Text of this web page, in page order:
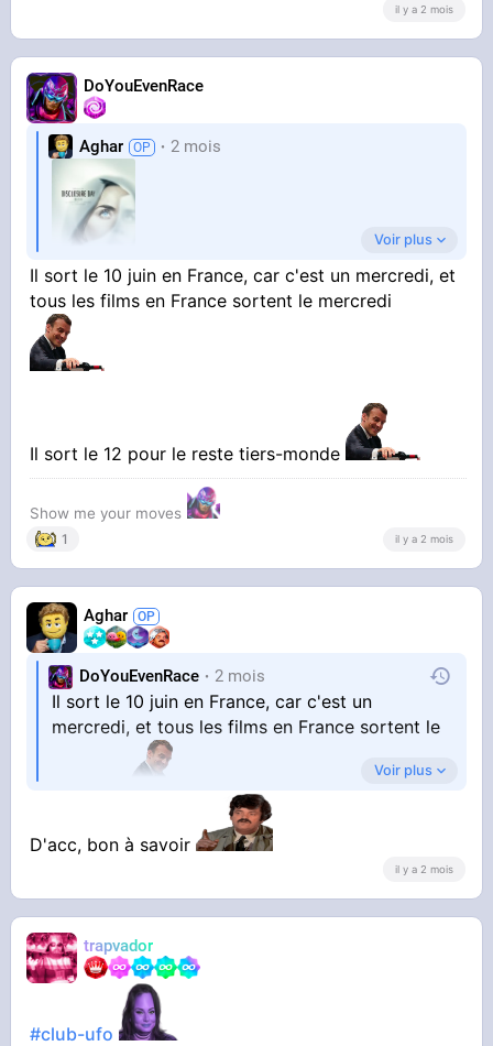
il y a 2 mois
DoYouEvenRace
Aghar 2 mois
Synopsis : Si vous découvriez que nous n'étions
pas seuls, si quelqu'un vous le montrait, vous le
Trailer :
YOUTUBE
Vidéo YouTube
Musique : John Williams
Ce film arrive au moment ou les dossiers UFO
sont progressivement déclassifiés.
Premier film qui me hype depuis longtemps. Je
croise les doigts pour que les aliens ne soient
Voir plus
Il sort le 10 juin en France, car c'est un mercredi, et
tous les films en France sortent le mercredi
Il sort le 12 pour le reste tiers-monde
Show me your moves
1 il y a 2 mois
Aghar
DoYouEvenRace 2 mois
Il sort le 10 juin en France, car c'est un
mercredi, et tous les films en France sortent le
Il sort le 12 pour le reste tiers-monde
Voir plus
D'acc, bon à savoir
il y a 2 mois
trapvador
#club-ufo